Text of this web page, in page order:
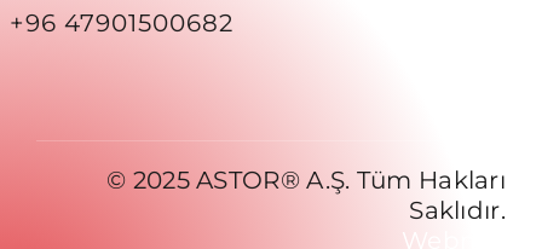
+96 47901500682
© 2025 ASTOR® A.Ş. Tüm Hakları
Saklıdır.
Webnex